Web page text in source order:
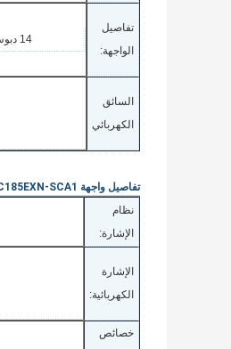
تفاصيل
الواجهة:
14 دبوس
السائق
الكهربائي
تفاصيل واجهة LG Display LC185EXN-SCA1
نظام
الإشارة:
الإشارة
الكهربائية:
خصائص